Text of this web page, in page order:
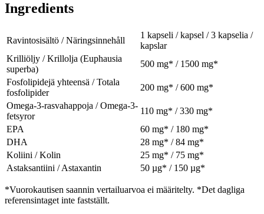
Ingredients
Ravintosisältö / Näringsinnehåll
1 kapseli / kapsel / 3 kapselia /
kapslar
Krilliöljy / Krillolja (Euphausia
superba)
500 mg* / 1500 mg*
Fosfolipidejä yhteensä / Totala
fosfolipider
200 mg* / 600 mg*
Omega-3-rasvahappoja / Omega-3-
fetsyror
110 mg* / 330 mg*
EPA
60 mg* / 180 mg*
DHA
28 mg* / 84 mg*
Koliini / Kolin
25 mg* / 75 mg*
Astaksantiini / Astaxantin
50 µg* / 150 µg*
*Vuorokautisen saannin vertailuarvoa ei määritelty. *Det dagliga
referensintaget inte fastställt.